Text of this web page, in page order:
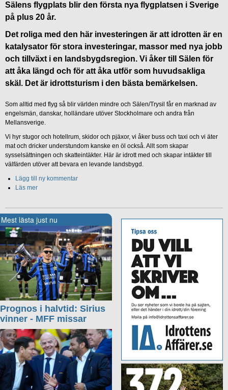
Sälens flygplats blir den första nya flygplatsen i Sverige
på plus 20 år.
Det roliga med den här investeringen är att idrotten är en
katalysator för stora investeringar, massor med nya jobb
och tillväxt i en landsbygdsregion. Vi åker till Sälen för
att åka längd och för att åka utför som huvudsakliga
skäl. Det är idrottsturism i den bästa bemärkelsen.
Som alltid med flyg så blir världen mindre och Sälen/Trysil får en marknad av
engelsmän, danskar, holländare utöver Stockholmare och andra från
Mellansverige.
Vi hyr stugor och hotellrum, skidor och pjäxor, vi åker buss och taxi och vi äter
mat och dricker understundom kanske en öl också. Allt som skapar
sysselsättningen och skatteintäkter. Här är idrott med och skapar intäkter till
välfärden utöver att bevara en levande landsbygd.
Lägg till ny kommentar
Läs mer
Mest lästa just nu
Prognos i halvtid: Sirius
vinner - MFF missar